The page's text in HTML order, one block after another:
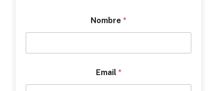
Nombre *
Email *